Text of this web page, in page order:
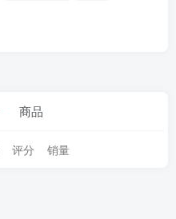
商品
评分 销量